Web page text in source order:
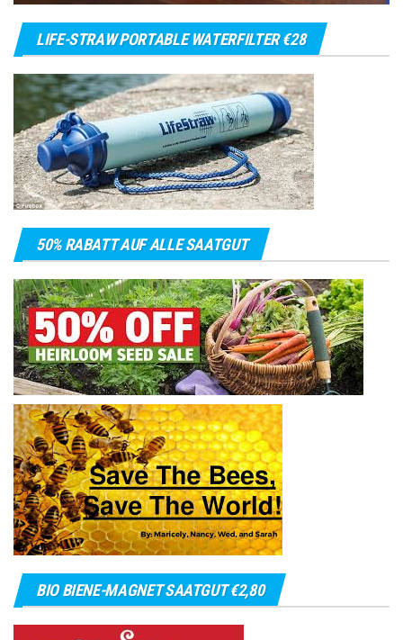
LIFE-STRAW PORTABLE WATERFILTER €28
50% RABATT AUF ALLE SAATGUT
BIO BIENE-MAGNET SAATGUT €2,80